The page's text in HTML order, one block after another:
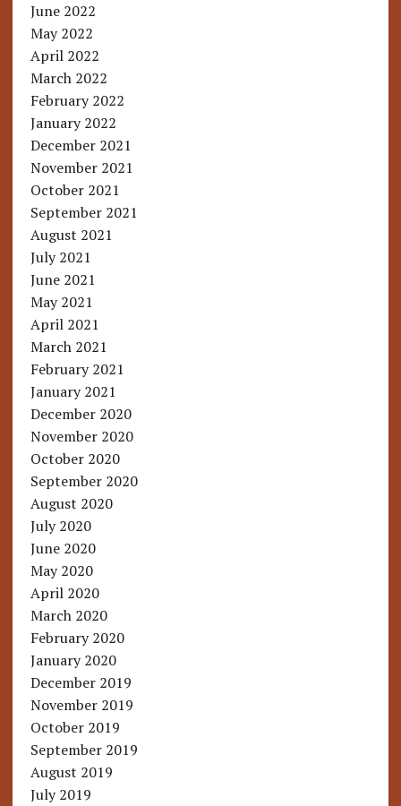
June 2022
May 2022
April 2022
March 2022
February 2022
January 2022
December 2021
November 2021
October 2021
September 2021
August 2021
July 2021
June 2021
May 2021
April 2021
March 2021
February 2021
January 2021
December 2020
November 2020
October 2020
September 2020
August 2020
July 2020
June 2020
May 2020
April 2020
March 2020
February 2020
January 2020
December 2019
November 2019
October 2019
September 2019
August 2019
July 2019